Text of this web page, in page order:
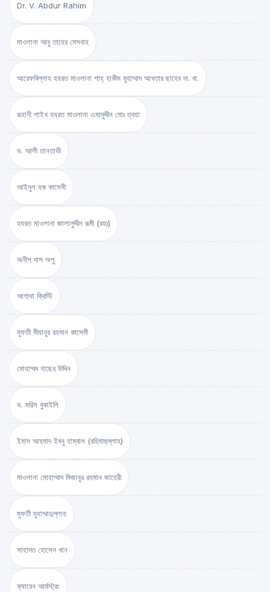
Dr. V. Abdur Rahim
মাওলানা আবু তাহের মেসবাহ
আরেফবিল্লাহ হযরত মাওলানা শাহ্ হাকীম মুহাম্মাদ আখতার ছাহেব দা. বা.
রূহানী শাইখ হযরত মাওলানা এমামুদ্দীন মোঃ ত্বহা
ড. আলী তানতাভী
আইনুল হক কাসেমী
হযরত মাওলানা জালালুদ্দীন রূমী (রহঃ)
অনীশ দাস অপু
আগাথা ক্রিস্টি
মুফতী মীযানুর রহমান কাসেমী
মোহাম্মদ নাছের উদ্দিন
ড. মরিস বুকাইলি
ইমাম আহমাদ ইবনু হাম্বাল (রহিমাহুল্লাহ)
মাওলানা মোহাম্মাদ মিজানুর রহমান জাহেরী
মুফতী মুহাম্মাদুল্লাহ
সাহাদত হোসেন খান
ক্যারেন আর্মস্ট্রং